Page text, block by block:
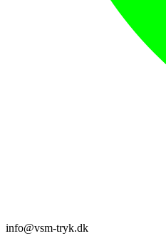
info@vsm-tryk.dk